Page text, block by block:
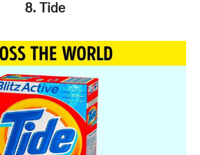
8. Tide